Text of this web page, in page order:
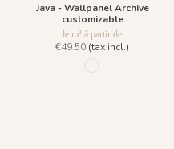
Java - Wallpanel Archive
customizable
le m² à partir de
€49.50 (tax incl.)